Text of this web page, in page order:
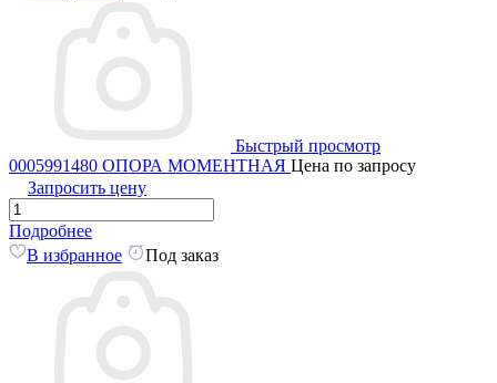
Быстрый просмотр
0005991480 ОПОРА МОМЕНТНАЯ Цена по запросу
Запросить цену
Подробнее
В избранное
Под заказ